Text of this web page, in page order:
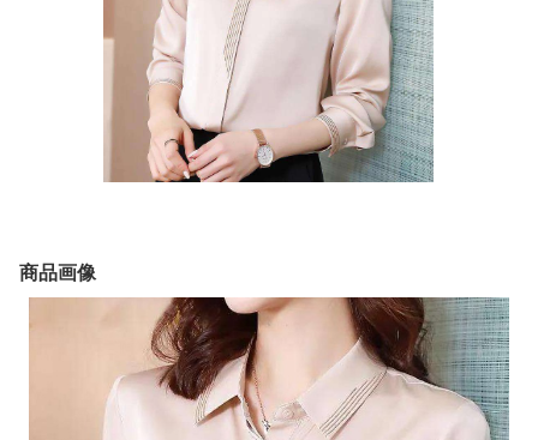
商品画像